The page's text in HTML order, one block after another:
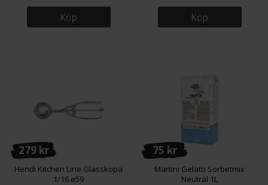
Köp Köp
279 kr
Hendi Kitchen Line Glasskopa
1/16 ø59
75 kr
Martini Gelato Sorbetmix
Neutral 1L